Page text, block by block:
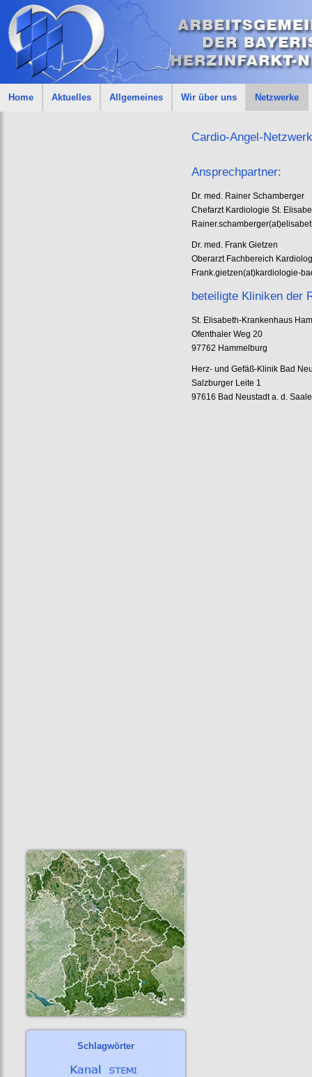
Home Aktuelles Allgemeines Wir über uns Netzwerke
Cardio-Angel-
Ansprechpartner:
Dr. med. Rainer Schamberger
Chefarzt Kardiologie St.
Dr. med. Frank Gietzen
Oberarzt Fachbereich
Frank.gietzen(at)kardiologie-
beteiligte Kliniken der
St. Elisabeth-Krankenhaus
Ofenthaler Weg 20
97762 Hammelburg
Herz- und Gefäß-Klinik Bad
Salzburger Leite 1
97616 Bad Neustadt a. d. Saale
Schlagwörter